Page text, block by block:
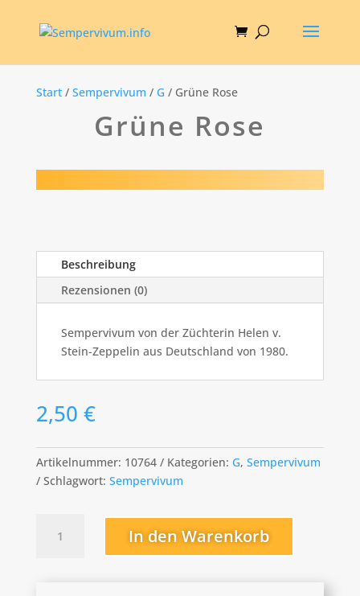
Start/ Sempervivum / G / Grüne Rose
Grüne Rose
Beschreibung
Rezensionen (0)
Sempervivum von der Züchterin Helen v.
Stein-Zeppelin aus Deutschland von 1980.
2,50 €
Artikelnummer: 10764 Kategorien: G, Sempervivum
Schlagwort: Sempervivum
Rose
In den Warenkorb